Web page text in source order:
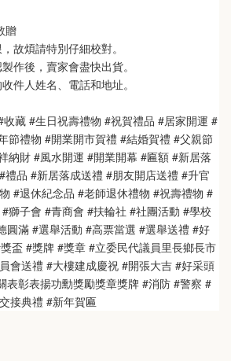
贈
故煩請特別仔細校對。
作後，賣家會盡快出貨。
件人姓名、電話和地址。
藏 #生日祝壽禮物 #祝賀禮品 #居家開運 #
節禮物 #開業開市賀禮 #結婚賀禮 #父親節
納財 #風水開運 #開業開幕 #匾額 #新居落
禮品 #新居落成送禮 #朋友開店送禮 #升官
#退休紀念品 #老師退休禮物 #祝壽禮物 #
獅子會 #青商會 #扶輪社 #社團活動 #學校
圓滿 #選舉活動 #高票當選 #選舉送禮 #好
盃 #獎牌 #獎章 #立委民代議員里長鄉長市
會送禮 #大樓建成慶祝 #開張大吉 #好采頭
表彰表揚功勳獎勵獎章獎牌 #消防 #警察 #
接典禮 #新年賀匾